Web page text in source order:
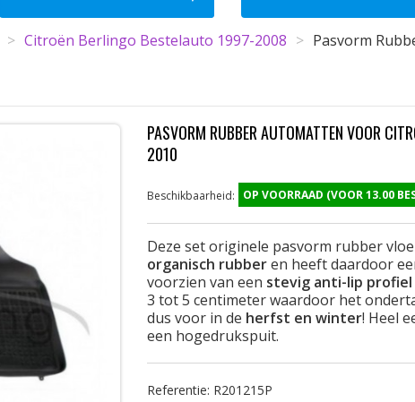
> Citroën Berlingo Bestelauto 1997-2008 > Pasvorm
PASVORM RUBBER AUTOMATTEN VOOR
2010
Beschikbaarheid: OP VOORRAAD (VOOR 13.00
Deze set originele pasvorm rubber
organisch rubberen heeft daardoor
voorzien van een stevig anti-lip profiel
3 tot 5 centimeter waardoor het
dus voor in de herfst en winter! Heel
een hogedrukspuit.
Referentie: R201215P